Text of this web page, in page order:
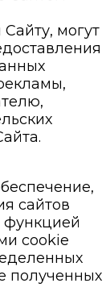
могут
сайтов
функцией
cookie
полученных